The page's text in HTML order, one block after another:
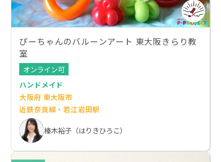
ぴーちゃんのバルーンアート 東大阪きらり教
室
オンライン可
ハンドメイド
大阪府 東大阪市
近鉄奈良線・若江岩田駅
榛木裕子（はりきひろこ）